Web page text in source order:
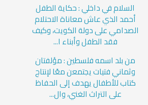
السلام في داخلي : حكاية الطفل
أحمد الذي عاش معاناة الاحتلام
الصدامي على دولة الكويت، وكيف
فقد الطفل وأبناء ا...
من بلد اسمه فلسطين : مؤلفتان
وثماني فتيات يجتمعن معًا لإنتاج
كتاب للأطفال يهدف إلى الحفاظ
على التراث الغني، وال...